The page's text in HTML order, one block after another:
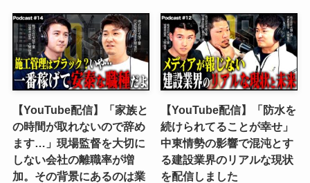
【YouTube配信】「家族と
の時間が取れないので辞め
ます…」現場監督を大切に
しない会社の離職率が増
加。その背景にあるのは業
【YouTube配信】「防水を
続けられてることが幸せ」
中東情勢の影響で混沌とす
る建設業界のリアルな現状
を配信しました